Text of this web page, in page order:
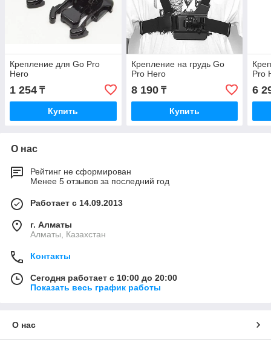
Крепление для Go Pro
Hero
1 254 ₸
Купить
Крепление на грудь Go
Pro Hero
8 190₸
Купить
Pro
6
О нас
Рейтинг не сформирован
Менее 5 отзывов за последний год
Работает с 14.09.2013
г. Алматы
Алматы, Казахстан
Контакты
Сегодня работает с 10:00 до 20:00
Показать весь график работы
О нас